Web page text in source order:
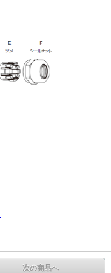
次の商品へ